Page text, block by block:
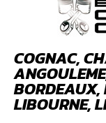
COGNAC,
BORDEAUX,
LIBOURNE,